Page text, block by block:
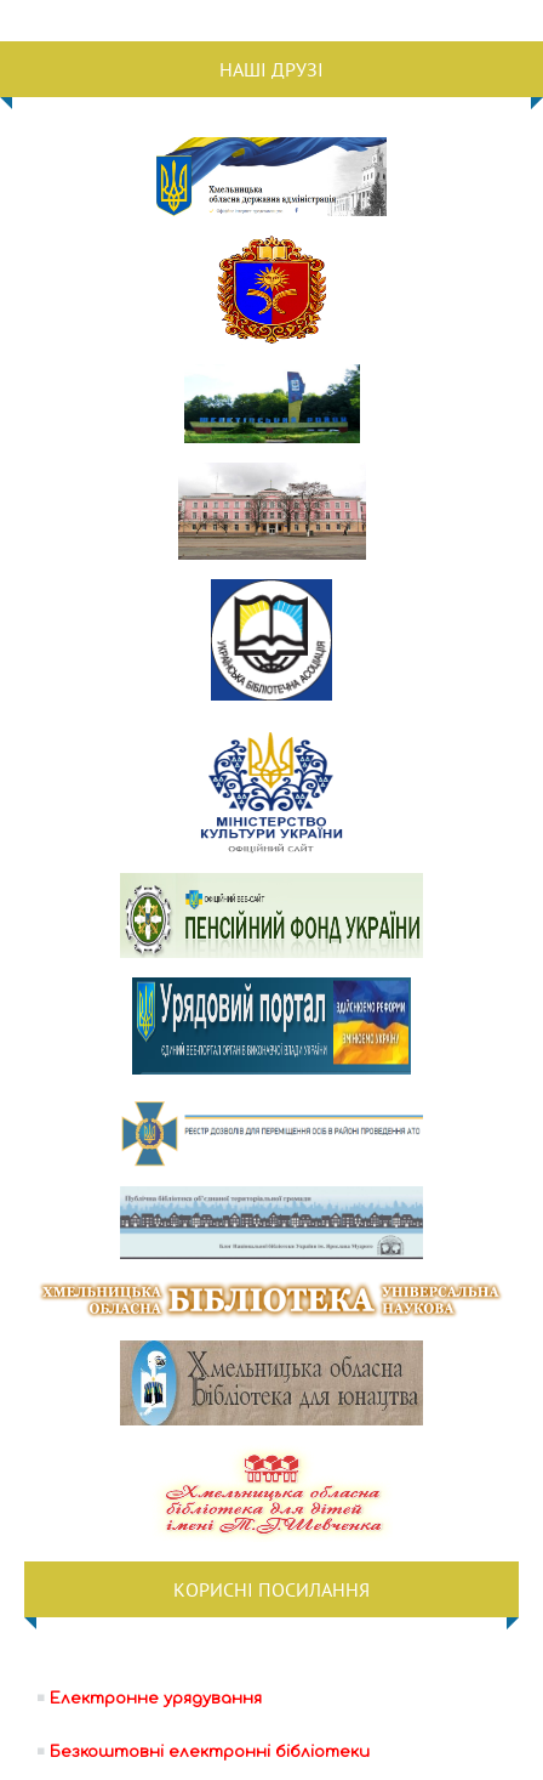
НАШІ ДРУЗІ
КОРИСНІ ПОСИЛАННЯ
Електронне урядування
Безкоштовні електронні бібліотеки